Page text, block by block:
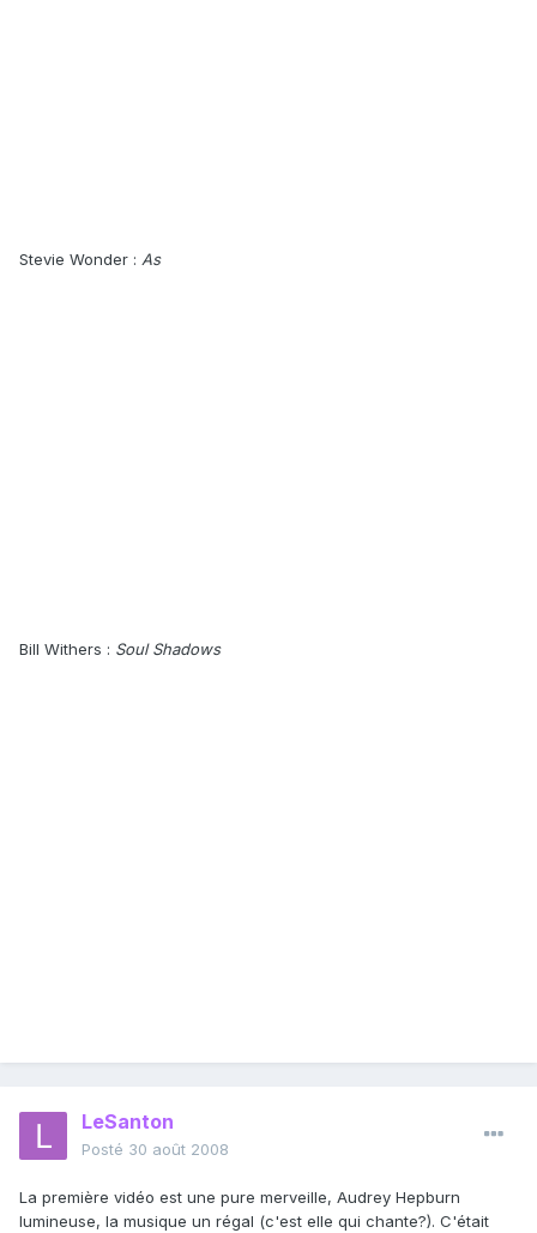
Stevie Wonder : As
Bill Withers : Soul Shadows
LeSanton
Posté 30 août 2008
La première vidéo est une pure merveille, Audrey Hepburn
lumineuse, la musique un régal (c'est elle qui chante?). C'était